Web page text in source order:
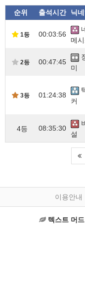
순위 출석시간 닉네
1등 00:03:56
메
2등 00:47:45
미
3등 01:24:38
커
4등 08:35:30
설
이용안내
텍스트 머